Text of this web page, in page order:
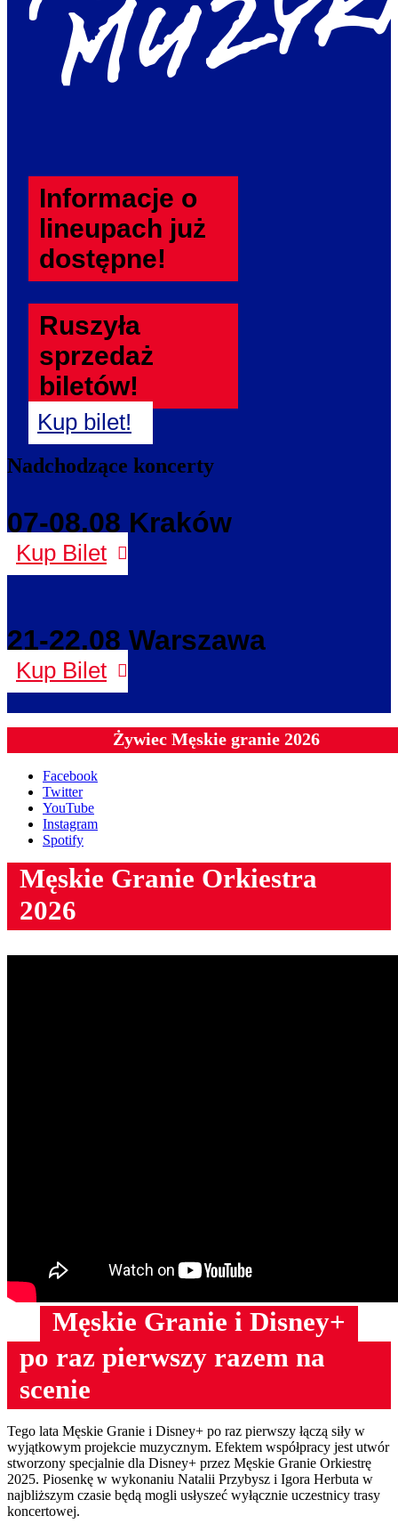
Informacje o
lineupach już
dostępne!
Ruszyła
sprzedaż
biletów!
Kup bilet!
Nadchodzące koncerty
07-08.08 Kraków
Kup Bilet
21-22.08 Warszawa
Kup Bilet
Żywiec Męskie granie 2026
Facebook
Twitter
YouTube
Instagram
Spotify
Męskie Granie Orkiestra
2026
Męskie Granie i Disney+
po raz pierwszy razem na
scenie
Tego lata Męskie Granie i Disney+ po raz pierwszy łączą siły w
wyjątkowym projekcie muzycznym. Efektem współpracy jest utwór
stworzony specjalnie dla Disney+ przez Męskie Granie Orkiestrę
2025. Piosenkę w wykonaniu Natalii Przybysz i Igora Herbuta w
najbliższym czasie będą mogli usłyszeć wyłącznie uczestnicy trasy
koncertowej.